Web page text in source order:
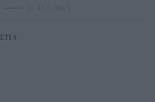
⸻ 21 AUG 2023
ΣΤΙΛ